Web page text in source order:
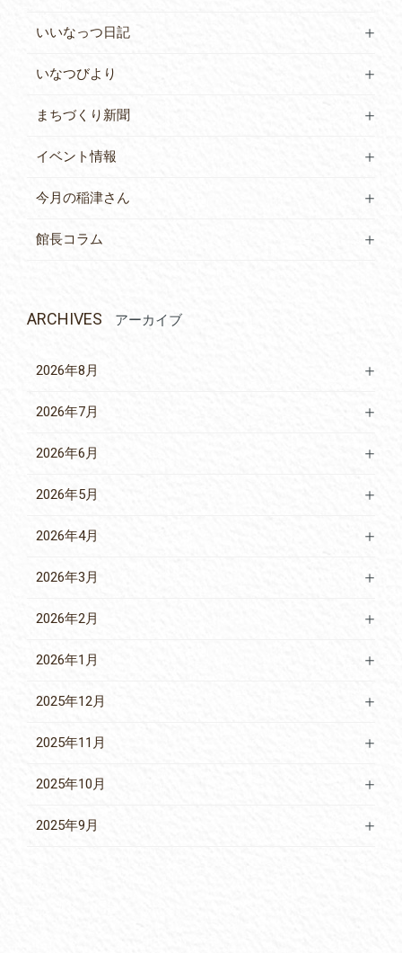
いいなっつ日記
いなつびより
まちづくり新聞
イベント情報
今月の稲津さん
館長コラム
ARCHIVES アーカイブ
2026年8月
2026年7月
2026年6月
2026年5月
2026年4月
2026年3月
2026年2月
2026年1月
2025年12月
2025年11月
2025年10月
2025年9月